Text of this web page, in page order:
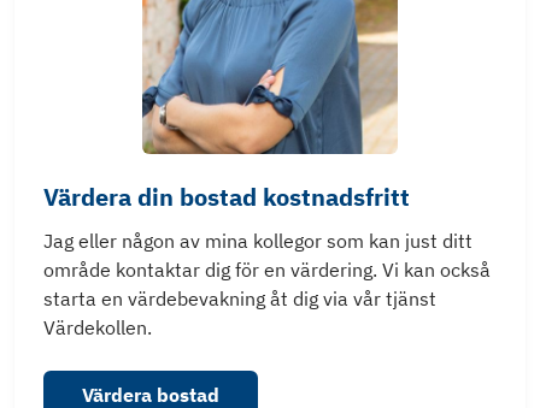
Värdera din bostad kostnadsfritt
Jag eller någon av mina kollegor som kan just ditt
område kontaktar dig för en värdering. Vi kan också
starta en värdebevakning åt dig via vår tjänst
Värdekollen.
Värdera bostad